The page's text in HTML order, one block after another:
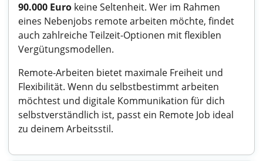
90.000 Euro keine Seltenheit. Wer im Rahmen
eines Nebenjobs remote arbeiten möchte, findet
auch zahlreiche Teilzeit-Optionen mit flexiblen
Vergütungsmodellen.
Remote-Arbeiten bietet maximale Freiheit und
Flexibilität. Wenn du selbstbestimmt arbeiten
möchtest und digitale Kommunikation für dich
selbstverständlich ist, passt ein Remote Job ideal
zu deinem Arbeitsstil.